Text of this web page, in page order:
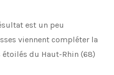
est un peu
viennent compléter la
du Haut-Rhin (68)